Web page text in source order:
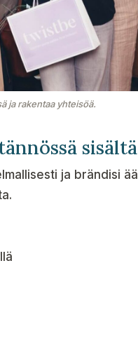
ja rakentaa yhteisöä.
ja brändisi